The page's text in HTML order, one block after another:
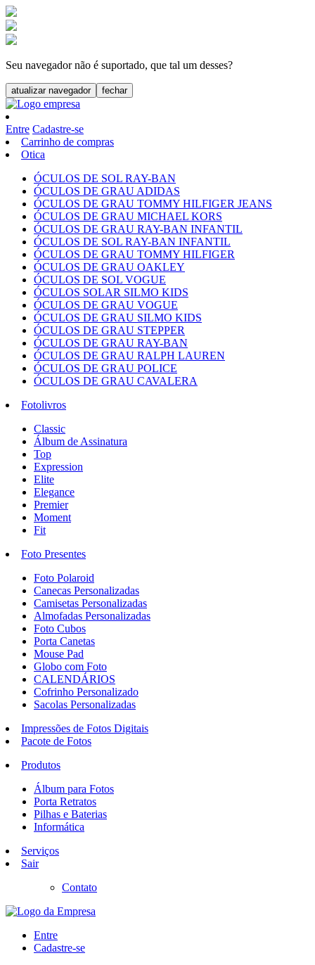
Seu navegador não é suportado, que tal um desses?
atualizar navegador fechar
Entre Cadastre-se
Carrinho de compras
Otica
ÓCULOS DE SOL RAY-BAN
ÓCULOS DE GRAU ADIDAS
ÓCULOS DE GRAU TOMMY HILFIGER JEANS
ÓCULOS DE GRAU MICHAEL KORS
ÓCULOS DE GRAU RAY-BAN INFANTIL
ÓCULOS DE SOL RAY-BAN INFANTIL
ÓCULOS DE GRAU TOMMY HILFIGER
ÓCULOS DE GRAU OAKLEY
ÓCULOS DE SOL VOGUE
ÓCULOS SOLAR SILMO KIDS
ÓCULOS DE GRAU VOGUE
ÓCULOS DE GRAU SILMO KIDS
ÓCULOS DE GRAU STEPPER
ÓCULOS DE GRAU RAY-BAN
ÓCULOS DE GRAU RALPH LAUREN
ÓCULOS DE GRAU POLICE
ÓCULOS DE GRAU CAVALERA
Fotolivros
Classic
Álbum de Assinatura
Top
Expression
Elite
Elegance
Premier
Moment
Fit
Foto Presentes
Foto Polaroid
Canecas Personalizadas
Camisetas Personalizadas
Almofadas Personalizadas
Foto Cubos
Porta Canetas
Mouse Pad
Globo com Foto
CALENDÁRIOS
Cofrinho Personalizado
Sacolas Personalizadas
Impressões de Fotos Digitais
Pacote de Fotos
Produtos
Álbum para Fotos
Porta Retratos
Pilhas e Baterias
Informática
Serviços
Sair
Contato
Entre
Cadastre-se